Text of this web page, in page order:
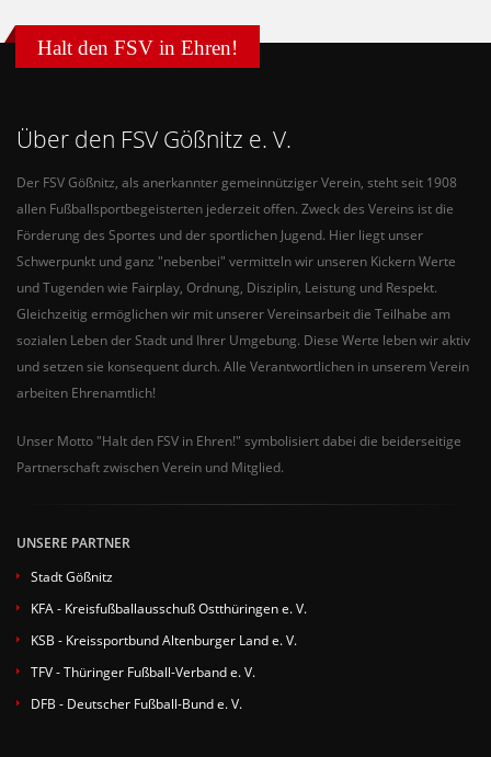
Halt den FSV in Ehren!
Über den FSV Gößnitz e. V.
Der FSV Gößnitz, als anerkannter gemeinnütziger Verein, steht seit 1908
allen Fußballsportbegeisterten jederzeit offen. Zweck des Vereins ist die
Förderung des Sportes und der sportlichen Jugend. Hier liegt unser
Schwerpunkt und ganz "nebenbei" vermitteln wir unseren Kickern Werte
und Tugenden wie Fairplay, Ordnung, Disziplin, Leistung und Respekt.
Gleichzeitig ermöglichen wir mit unserer Vereinsarbeit die Teilhabe am
sozialen Leben der Stadt und Ihrer Umgebung. Diese Werte leben wir aktiv
und setzen sie konsequent durch. Alle Verantwortlichen in unserem Verein
arbeiten Ehrenamtlich!
Unser Motto "Halt den FSV in Ehren!" symbolisiert dabei die beiderseitige
Partnerschaft zwischen Verein und Mitglied.
UNSERE PARTNER
Stadt Gößnitz
KFA - Kreisfußballausschuß Ostthüringen e. V.
KSB - Kreissportbund Altenburger Land e. V.
TFV - Thüringer Fußball-Verband e. V.
DFB - Deutscher Fußball-Bund e. V.